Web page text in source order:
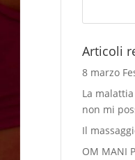
Articoli
8 marzo
La
non mi
Il
OM MANI